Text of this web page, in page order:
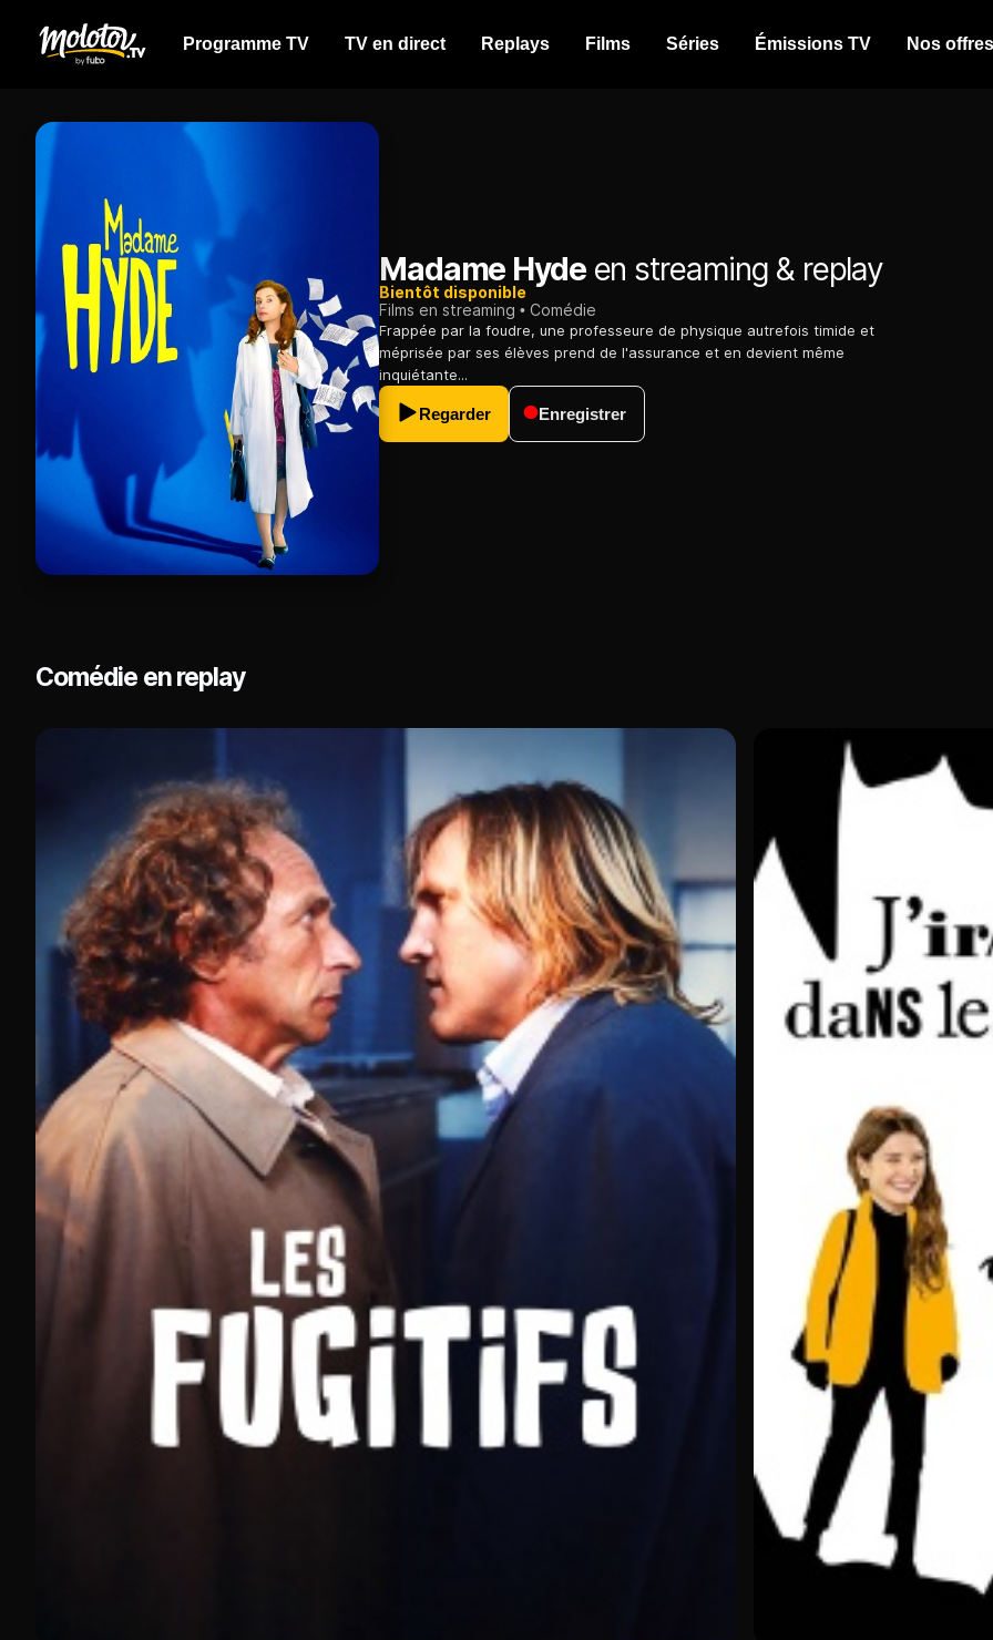
Programme TV TV en direct Replays Films Séries Émissions TV Nos offres
Madame Hydeen streaming & replay
Bientôt disponible
Films en streaming
Comédie
Frappée par la foudre, une professeure de physique autrefois timide et
méprisée par ses élèves prend de l'assurance et en devient même
inquiétante...
Regarder Enregistrer
Comédie en replay